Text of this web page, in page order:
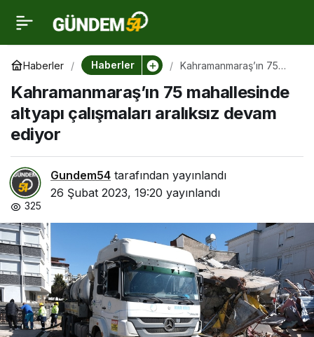
Haberler Haberler
Kahramanmaraş’ın 75
çalışmaları aralıksız
devam ediyor
Kahramanmaraş’ın 75 mahallesinde
altyapı çalışmaları aralıksız devam
ediyor
Gundem54 tarafından yayınlandı
26 Şubat 2023, 19:20 yayınlandı
325
Kahramanmaraş’ın 75
mahallesinde altyapı
çalışmaları aralıksız
devam ediyor